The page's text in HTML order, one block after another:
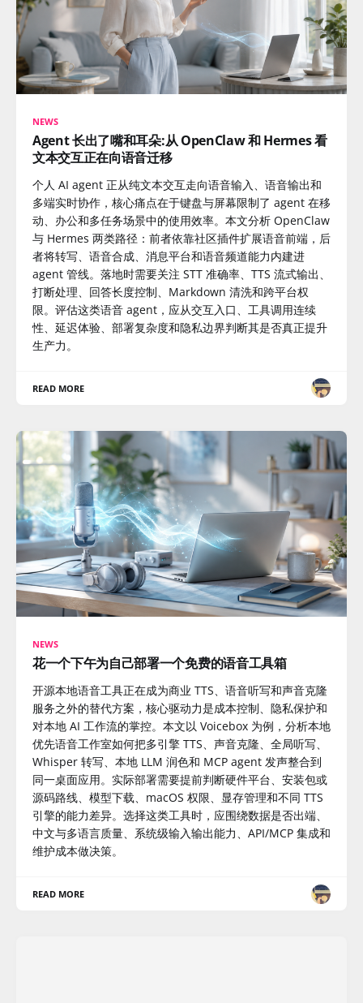
NEWS
Agent 长出了嘴和耳朵:从 OpenClaw 和 Hermes 看
文本交互正在向语音迁移
个人 AI agent 正从纯文本交互走向语音输入、语音输出和
多端实时协作，核心痛点在于键盘与屏幕限制了 agent 在移
动、办公和多任务场景中的使用效率。本文分析 OpenClaw
与 Hermes 两类路径：前者依靠社区插件扩展语音前端，后
者将转写、语音合成、消息平台和语音频道能力内建进
agent 管线。落地时需要关注 STT 准确率、TTS 流式输出、
打断处理、回答长度控制、Markdown 清洗和跨平台权
限。评估这类语音 agent，应从交互入口、工具调用连续
性、延迟体验、部署复杂度和隐私边界判断其是否真正提升
生产力。
READ MORE
NEWS
花一个下午为自己部署一个免费的语音工具箱
开源本地语音工具正在成为商业 TTS、语音听写和声音克隆
服务之外的替代方案，核心驱动力是成本控制、隐私保护和
对本地 AI 工作流的掌控。本文以 Voicebox 为例，分析本地
优先语音工作室如何把多引擎 TTS、声音克隆、全局听写、
Whisper 转写、本地 LLM 润色和 MCP agent 发声整合到
同一桌面应用。实际部署需要提前判断硬件平台、安装包或
源码路线、模型下载、macOS 权限、显存管理和不同 TTS
引擎的能力差异。选择这类工具时，应围绕数据是否出端、
中文与多语言质量、系统级输入输出能力、API/MCP 集成和
维护成本做决策。
READ MORE